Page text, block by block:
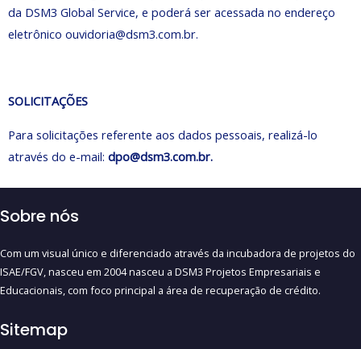
da DSM3 Global Service, e poderá ser acessada no endereço
eletrônico ouvidoria@dsm3.com.br.
SOLICITAÇÕES
Para solicitações referente aos dados pessoais, realizá-lo
através do e-mail: dpo@dsm3.com.br.
Sobre nós
Com um visual único e diferenciado através da incubadora de projetos do
ISAE/FGV, nasceu em 2004 nasceu a DSM3 Projetos Empresariais e
Educacionais, com foco principal a área de recuperação de crédito.
Sitemap